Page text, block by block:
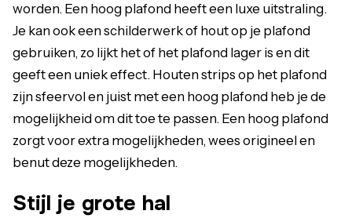
worden. Een hoog plafond heeft een luxe uitstraling.
Je kan ook een schilderwerk of hout op je plafond
gebruiken, zo lijkt het of het plafond lager is en dit
geeft een uniek effect. Houten strips op het plafond
zijn sfeervol en juist met een hoog plafond heb je de
mogelijkheid om dit toe te passen. Een hoog plafond
zorgt voor extra mogelijkheden, wees origineel en
benut deze mogelijkheden.
Stijl je grote hal